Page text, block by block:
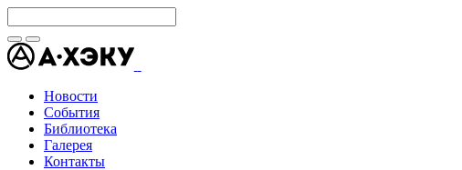
Новости
События
Библиотека
Галерея
Контакты